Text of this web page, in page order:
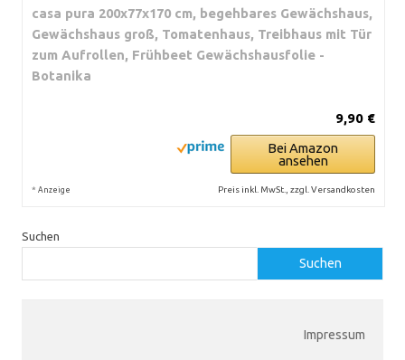
casa pura 200x77x170 cm, begehbares Gewächshaus,
Gewächshaus groß, Tomatenhaus, Treibhaus mit Tür
zum Aufrollen, Frühbeet Gewächshausfolie -
Botanika
9,90 €
Bei Amazon
ansehen
* Anzeige Preis inkl. MwSt., zzgl. Versandkosten
Suchen
Suchen
Impressum